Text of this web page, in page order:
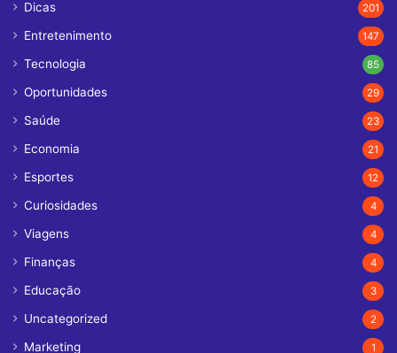
Dicas 201
Entretenimento 147
Tecnologia 85
Oportunidades 29
Saúde 23
Economia 21
Esportes 12
Curiosidades 4
Viagens 4
Finanças 4
Educação 3
Uncategorized 2
Marketing 1